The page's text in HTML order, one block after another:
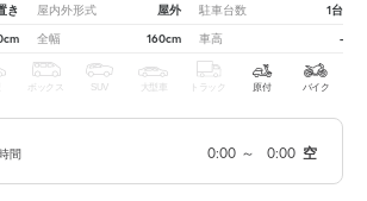
き 屋内外形式 屋外 駐車台数 1台
全幅 160cm 車高 -
ボックス SUV 大型車 トラック 原付 バイク
間 0:00 ～ 0:00 空